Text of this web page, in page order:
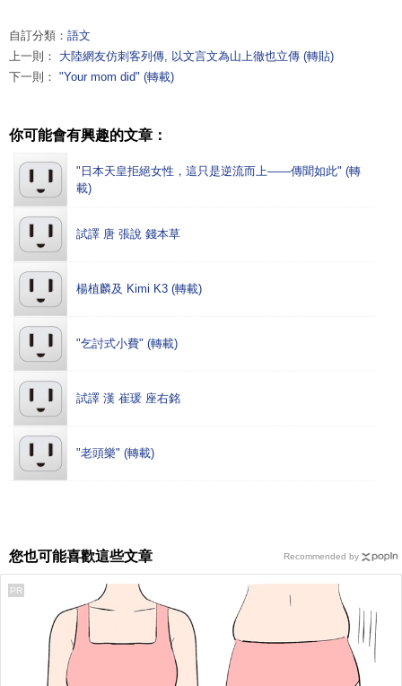
自訂分類： 語文
上一則： 大陸網友仿刺客列傳, 以文言文為山上徹也立傳 (轉貼)
下一則： "Your mom did" (轉載)
你可能會有興趣的文章：
"日本天皇拒絕女性，這只是逆流而上——傳聞如此" (轉
載)
試譯 唐 張說 錢本草
楊植麟及 Kimi K3 (轉載)
"乞討式小費" (轉載)
試譯 漢 崔瑗 座右銘
"老頭樂" (轉載)
您也可能喜歡這些文章
PR
Recommended by